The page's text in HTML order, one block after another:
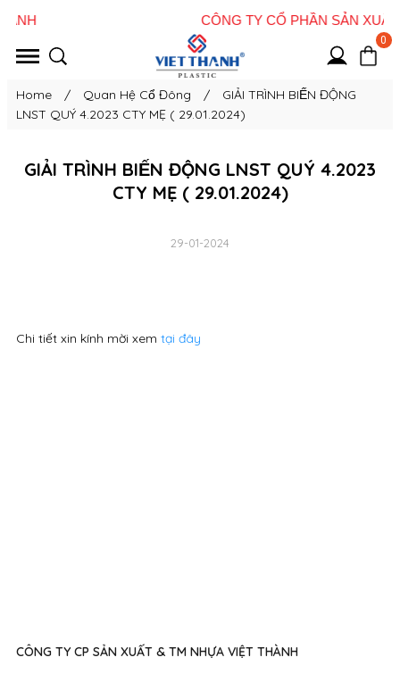
0
Home / Quan Hệ Cổ Đông /
GIẢI TRÌNH BIẾN ĐỘNG
LNST QUÝ 4.2023 CTY MẸ ( 29.01.2024)
GIẢI TRÌNH BIẾN ĐỘNG LNST QUÝ 4.2023
CTY MẸ ( 29.01.2024)
29-01-2024
Chi tiết xin kính mời xem tại đây
CÔNG TY CP SẢN XUẤT & TM NHỰA VIỆT THÀNH